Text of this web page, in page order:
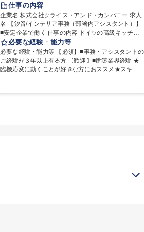
完全週休2日制
インセンティブあり
交通費支給
駅近5分以内 土日祝休み
仕事の内容
企業名 株式会社クライス・アンド・カンパニー 求人
名 【汐留/インテリア事務（部署内アシスタント）】
■安定企業で働く 仕事の内容 ドイツの高級キッチン
メーカーの国内唯一の代理店の当社にて事務スタッ
フとして、部署内の事務業務全般をお任せいたしま
す。 裁量を持って働いていただけるため、スキルア
ップも可能です。 【部署内の事務業務全般】 ■サン
へ提出等） ■ショールームアテンド・運営・予約業務
必要な経験・能力等
必要な経験・能力等 【必須】■事務・アシスタントの
ご経験が３年以上有る方 【歓迎】■建築業界経験 ★
臨機応変に動くことが好きな方におススメ★スキル
仕事です。また、コミュニケーションスキルや問題